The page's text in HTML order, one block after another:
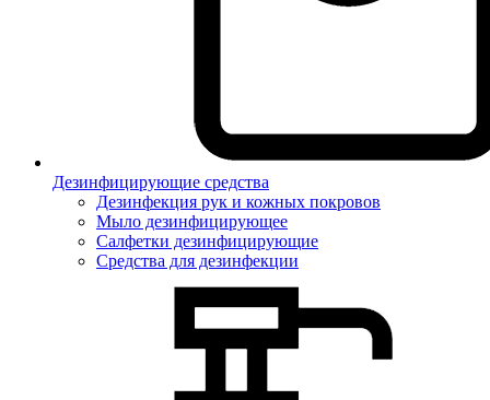
Дезинфицирующие средства
Дезинфекция рук и кожных покровов
Мыло дезинфицирующее
Салфетки дезинфицирующие
Средства для дезинфекции